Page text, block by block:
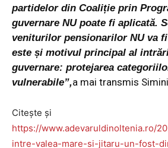
partidelor din Coaliție prin
guvernare NU poate fi aplicată.
veniturilor pensionarilor NU va
este și motivul principal al
guvernare: protejarea
vulnerabile”,a mai transmis
Citește și
https://www.adevaruldinoltenia.ro/
intre-valea-mare-si-jitaru-un-fost-